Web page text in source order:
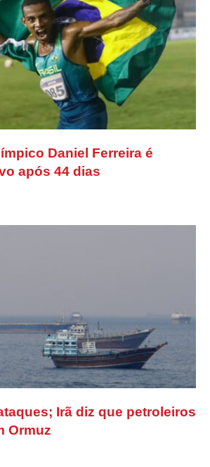
Daniel Ferreira é
após 44 dias
Irã diz que petroleiros
Ormuz